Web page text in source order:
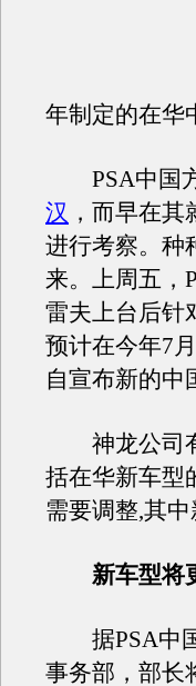
年制定的在华
PSA中国方
汉 ，而早在
进行考察。种
来。上周五，
雷夫上台后针
预计在今年7
自宣布新的中
神龙公司有
括在华新车型
需要调整,其中
新车型将
据PSA中国
事务部，部长